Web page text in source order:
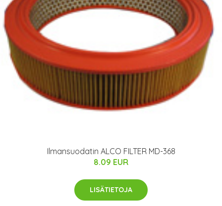
Ilmansuodatin ALCO FILTER MD-368
8.09 EUR
LISÄTIETOJA